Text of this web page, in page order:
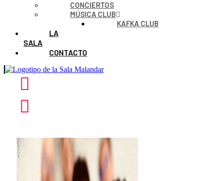
CONCIERTOS
MÚSICA CLUB
KAFKA CLUB
LA
SALA
CONTACTO